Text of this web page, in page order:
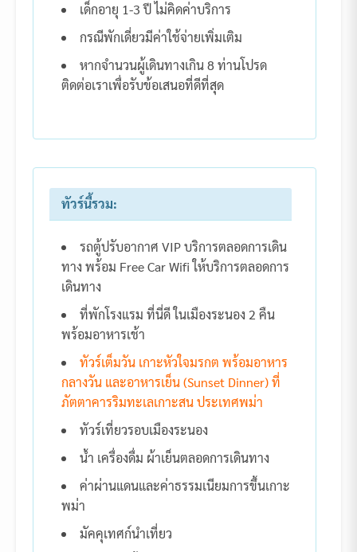
เด็กอายุ 1-3 ปี ไม่คิดค่าบริการ
กรณีพักเดี่ยวมีค่าใช้จ่ายเพิ่มเติม
หากจำนวนผู้เดินทางเกิน 8 ท่านโปรด
ติดต่อเราเพื่อรับข้อเสนอที่ดีที่สุด
ทัวร์นี้รวม:
รถตู้ปรับอากาศ VIP บริการตลอดการเดิน
ทาง พร้อม Free Car Wifi ให้บริการตลอดการ
เดินทาง
ที่พักโรงแรม ที่นี่ดี ในเมืองระนอง 2 คืน
พร้อมอาหารเช้า
ทัวร์เต็มวัน เกาะหัวใจมรกต พร้อมอาหาร
กลางวัน และอาหารเย็น (Sunset Dinner) ที่
ภัตตาคารริมทะเลเกาะสน ประเทศพม่า
ทัวร์เที่ยวรอบเมืองระนอง
น้ำ เครื่องดื่ม ผ้าเย็นตลอดการเดินทาง
ค่าผ่านแดนและค่าธรรมเนียมการขึ้นเกาะ
พม่า
มัคคุเทศก์นำเที่ยว